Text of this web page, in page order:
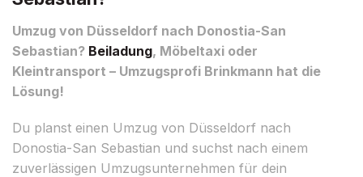
Umzug von Düsseldorf nach Donostia-San
Sebastian? Beiladung, Möbeltaxi oder
Kleintransport – Umzugsprofi Brinkmann hat die
Lösung!
Du planst einen Umzug von Düsseldorf nach
Donostia-San Sebastian und suchst nach einem
zuverlässigen Umzugsunternehmen für dein